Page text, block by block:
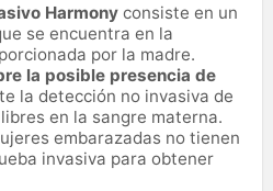
Harmony consiste en un
se encuentra en la
por la madre.
la posible presencia de
la detección no invasiva de
en la sangre materna.
embarazadas no tienen
invasiva para obtener